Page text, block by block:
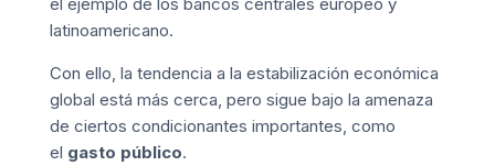
latinoamericano.
Con ello, la tendencia a la estabilización económica
global está más cerca, pero sigue bajo la amenaza
de ciertos condicionantes importantes, como
el gasto público.